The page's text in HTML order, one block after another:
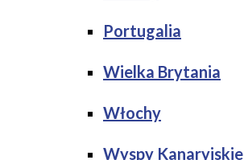
Portugalia
Wielka Brytania
Włochy
Wyspy Kanaryjskie